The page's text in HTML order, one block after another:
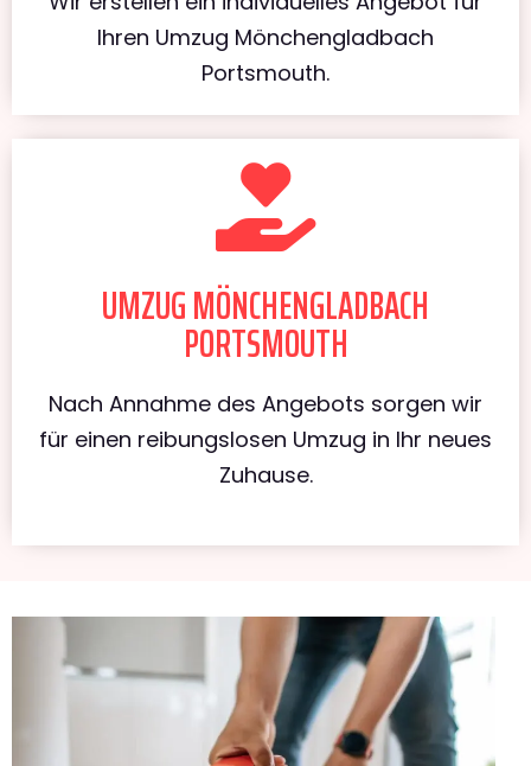
Ihren Umzug Mönchengladbach
Portsmouth.
UMZUG MÖNCHENGLADBACH
PORTSMOUTH
Nach Annahme des Angebots sorgen wir
für einen reibungslosen Umzug in Ihr neues
Zuhause.